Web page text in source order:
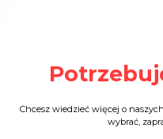
Chcesz wiedzieć więcej o
wybrać,